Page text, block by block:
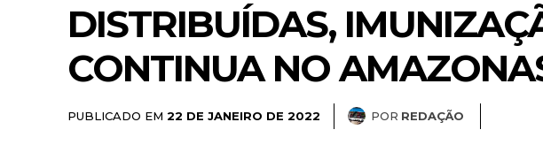
DISTRIBUÍDAS,
CONTINUA NO
PUBLICADO EM 22 DE JANEIRO DE 2022 POR REDAÇÃO